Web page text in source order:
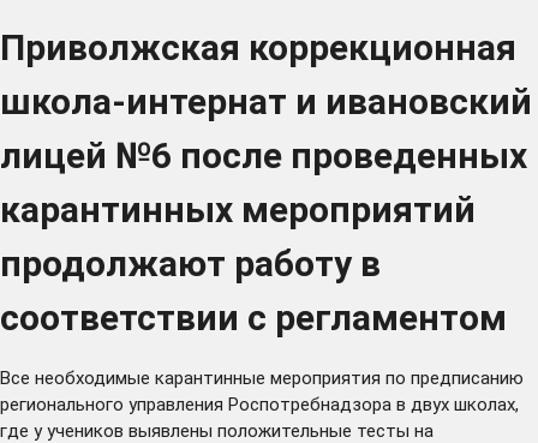
Приволжская коррекционная
школа-интернат и ивановский
лицей №6 после проведенных
карантинных мероприятий
продолжают работу в
соответствии с регламентом
Все необходимые карантинные мероприятия по предписанию
регионального управления Роспотребнадзора в двух школах,
где у учеников выявлены положительные тесты на